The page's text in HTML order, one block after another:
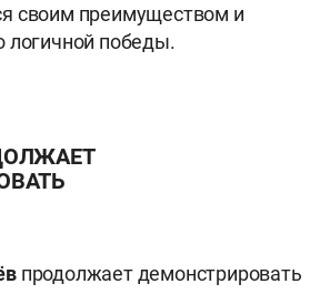
своим преимуществом и
логичной победы.
продолжает демонстрировать